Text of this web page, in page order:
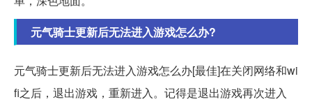
元气骑士更新后无法进入游戏怎么办?
元气骑士更新后无法进入游戏怎么办[最佳]在关闭网络和wi
fi之后，退出游戏，重新进入。记得是退出游戏再次进入